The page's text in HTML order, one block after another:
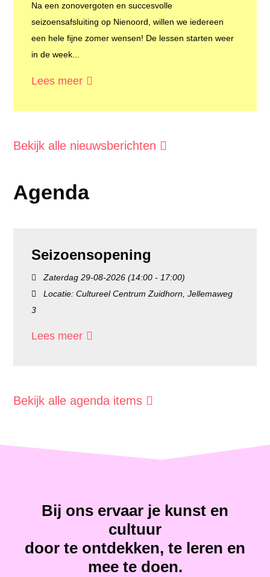
Na een zonovergoten en succesvolle
seizoensafsluiting op Nienoord, willen we iedereen
een hele fijne zomer wensen! De lessen starten weer
in de week...
Lees meer
Bekijk alle nieuwsberichten
Agenda
Seizoensopening
Zaterdag 29-08-2026 (14:00 - 17:00)
Locatie: Cultureel Centrum Zuidhorn, Jellemaweg
3
Lees meer
Bekijk alle agenda items
Bij ons ervaar je kunst en
cultuur
door te ontdekken, te leren en
mee te doen.